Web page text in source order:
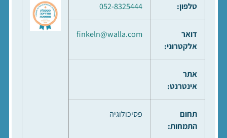
טלפון: 052-8325444
דואר
אלקטרוני:
finkeln@walla.com
אתר
אינטרנט:
תחום
התמחות:
פסיכולוגיה